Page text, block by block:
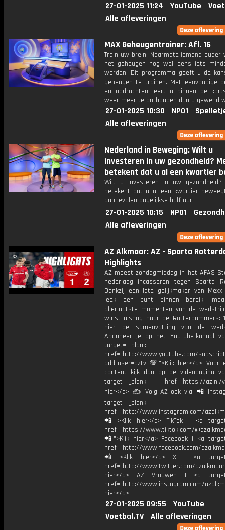
27-01-2025 11:24 YouTube
Alle afleveringen
MAX Geheugentrainer: Afl. 16
Train uw brein. Naarmate iemand ouder
het geheugen nog wel eens iets
worden. Dit programma geeft u de
geheugen te trainen. Met eenvoudige
en opdrachten leert u binnen de
weer meer te onthouden dan u gewend
27-01-2025 10:30 NPO1
Alle afleveringen
Nederland in Beweging: Wilt u
investeren in uw gezondheid?
betekent dat u al een kwartier
Wilt u investeren in uw gezondheid?
betekent dat u al een kwartier
aanbevolen dagelijkse half uur.
27-01-2025 10:15 NPO1
Alle afleveringen
AZ Alkmaar: AZ - Sparta
Highlights
AZ moest zondagmiddag in het AFAS
nederlaag incasseren tegen Sparta
Dankzij een late gelijkmaker van Mexx
leek een punt binnen bereik,
allerlaatste momenten van de
winst alsnog naar de Rotterdammers:
hier de samenvatting van de
Abonneer je op het YouTube-kanaal
target="_blank"
href="http://www.youtube.com/
add_user=aztv 💯">Klik hier</a> Voor
content kijk dan op de videopagina
target="_blank" href="https://az.nl/
hier</a> ✍ Volg AZ ook via: 📲
target="_blank"
href="http://www.instagram.com/
📲">Klik hier</a> TikTok | <a
href="https://www.tiktok.com/
📲">Klik hier</a> Facebook | <a
href="http://www.facebook.com/
📲">Klik hier</a> X | <a
href="http://www.twitter.com/
hier</a> AZ Vrouwen | <a
href="http://www.instagram.com/
hier</a>
27-01-2025 09:55
YouTube
Voetbal.TV
Alle afleveringen